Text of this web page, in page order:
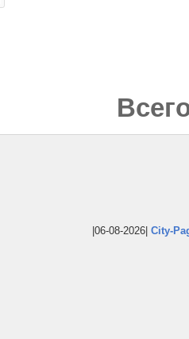
|06-08-2026| City-